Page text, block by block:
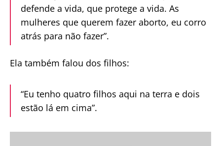
defende a vida, que protege a vida. As
mulheres que querem fazer aborto, eu corro
atrás para não fazer”.
Ela também falou dos filhos:
“Eu tenho quatro filhos aqui na terra e dois
estão lá em cima”.